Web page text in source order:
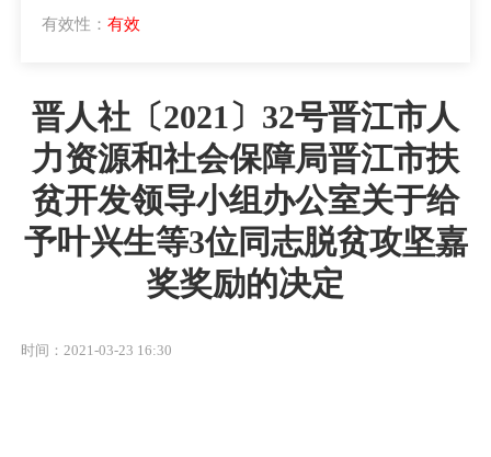
有效性： 有效
晋人社〔2021〕32号晋江市人
力资源和社会保障局晋江市扶
贫开发领导小组办公室关于给
予叶兴生等3位同志脱贫攻坚嘉
奖奖励的决定
时间：2021-03-23 16:30